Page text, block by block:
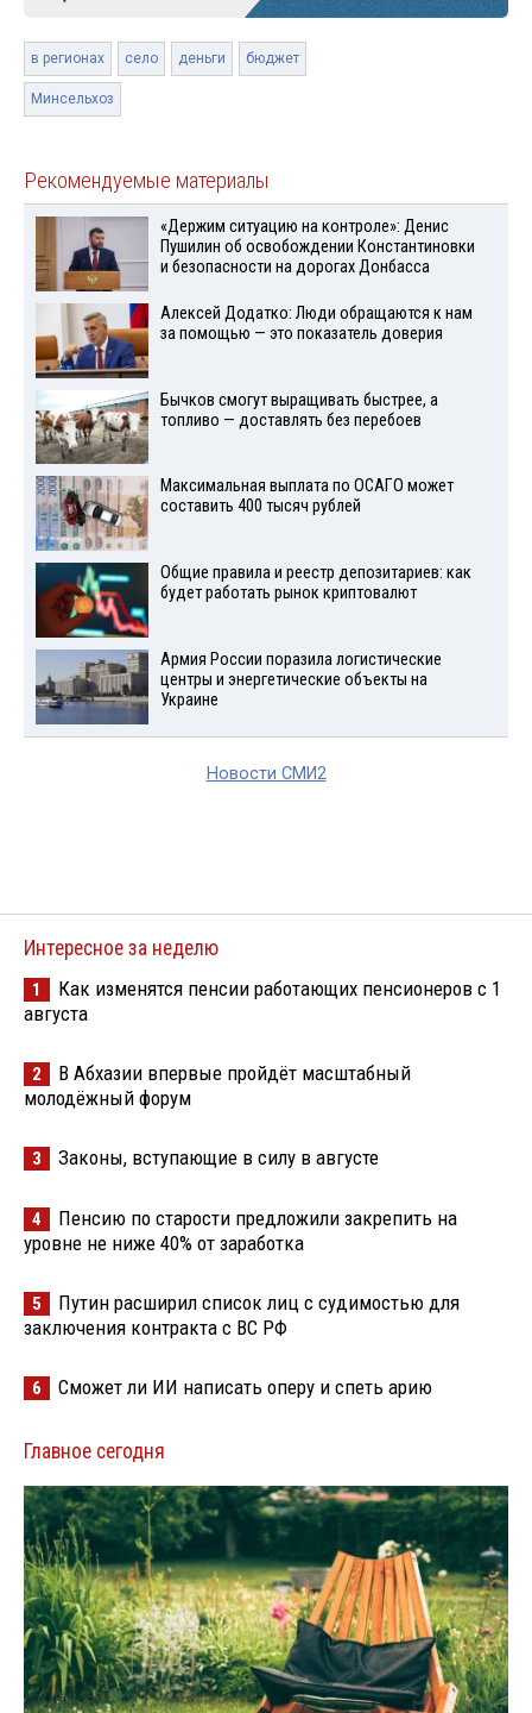
в регионах село деньги бюджет
Минсельхоз
Рекомендуемые материалы
«Держим ситуацию на контроле»: Денис
Пушилин об освобождении Константиновки
и безопасности на дорогах Донбасса
Алексей Додатко: Люди обращаются к нам
за помощью — это показатель доверия
Бычков смогут выращивать быстрее, а
топливо — доставлять без перебоев
Максимальная выплата по ОСАГО может
составить 400 тысяч рублей
Общие правила и реестр депозитариев: как
будет работать рынок криптовалют
Армия России поразила логистические
центры и энергетические объекты на
Украине
Новости СМИ2
Интересное за неделю
1
Как изменятся пенсии работающих пенсионеров с 1
августа
2
В Абхазии впервые пройдёт масштабный
молодёжный форум
3 Законы, вступающие в силу в августе
4
Пенсию по старости предложили закрепить на
уровне не ниже 40% от заработка
5
Путин расширил список лиц с судимостью для
заключения контракта с ВС РФ
6 Сможет ли ИИ написать оперу и спеть арию
Главное сегодня